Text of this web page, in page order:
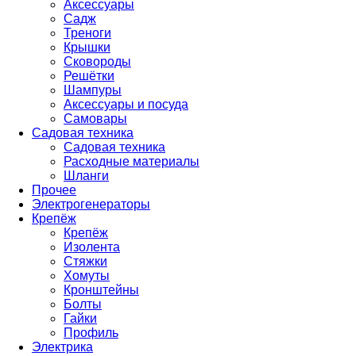
Аксессуары
Садж
Треноги
Крышки
Сковороды
Решётки
Шампуры
Аксессуары и посуда
Самовары
Садовая техника
Садовая техника
Расходные материалы
Шланги
Прочее
Электрогенераторы
Крепёж
Крепёж
Изолента
Стяжки
Хомуты
Кронштейны
Болты
Гайки
Профиль
Электрика